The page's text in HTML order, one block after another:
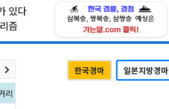
있다
즘
리
한국경마 일본지방경마